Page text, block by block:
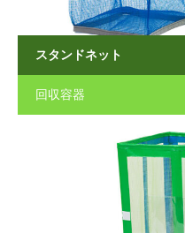
スタンドネット
回収容器